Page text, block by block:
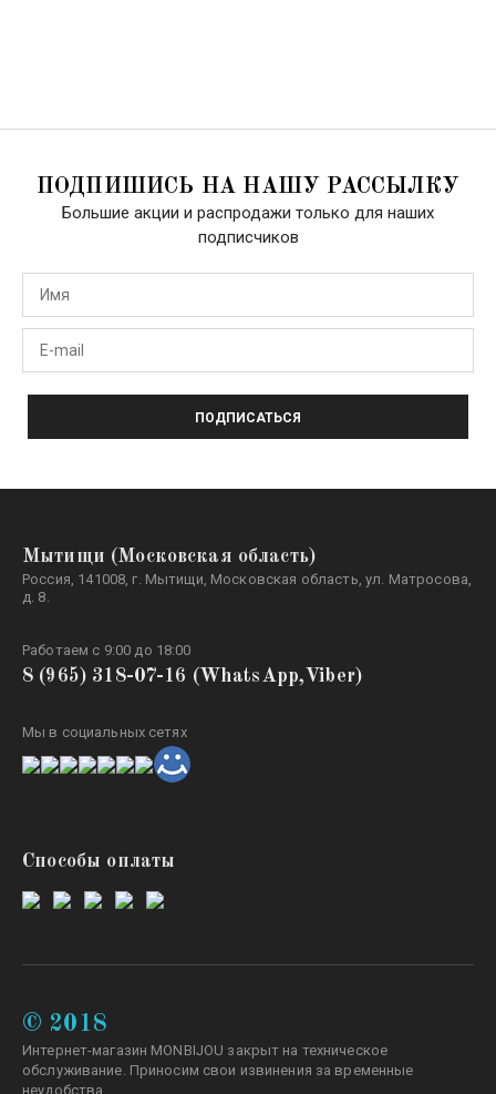
ПОДПИШИСЬ НА НАШУ РАССЫЛКУ
Большие акции и распродажи только для наших
подписчиков
ПОДПИСАТЬСЯ
Мытищи (Московская область)
Россия, 141008, г. Мытищи, Московская область, ул. Матросова,
д. 8.
Работаем с 9:00 до 18:00
8 (965) 318-07-16 (WhatsApp,Viber)
Мы в социальных сетях
Способы оплаты
© 2018
Интернет-магазин MONBIJOU закрыт на техническое
обслуживание. Приносим свои извинения за временные
неудобства.